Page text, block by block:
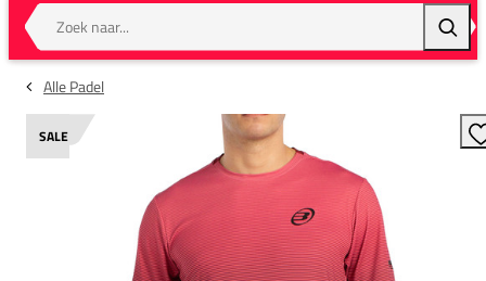
Zoek naar...
Alle Padel
SALE